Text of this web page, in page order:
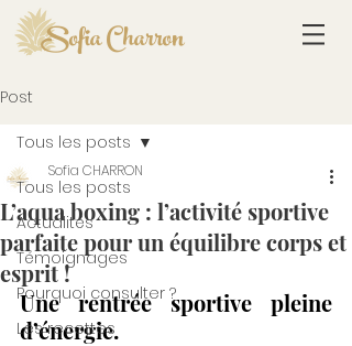
Sofia Charron
Post
Tous les posts
Actualités
Témoignages
Pourquoi consulter ?
Les recettes
Tous les posts
L’aqua boxing : l’activité sportive
parfaite pour un équilibre corps et
esprit !
Sofia CHARRON
Une rentrée sportive pleine
d’énergie.